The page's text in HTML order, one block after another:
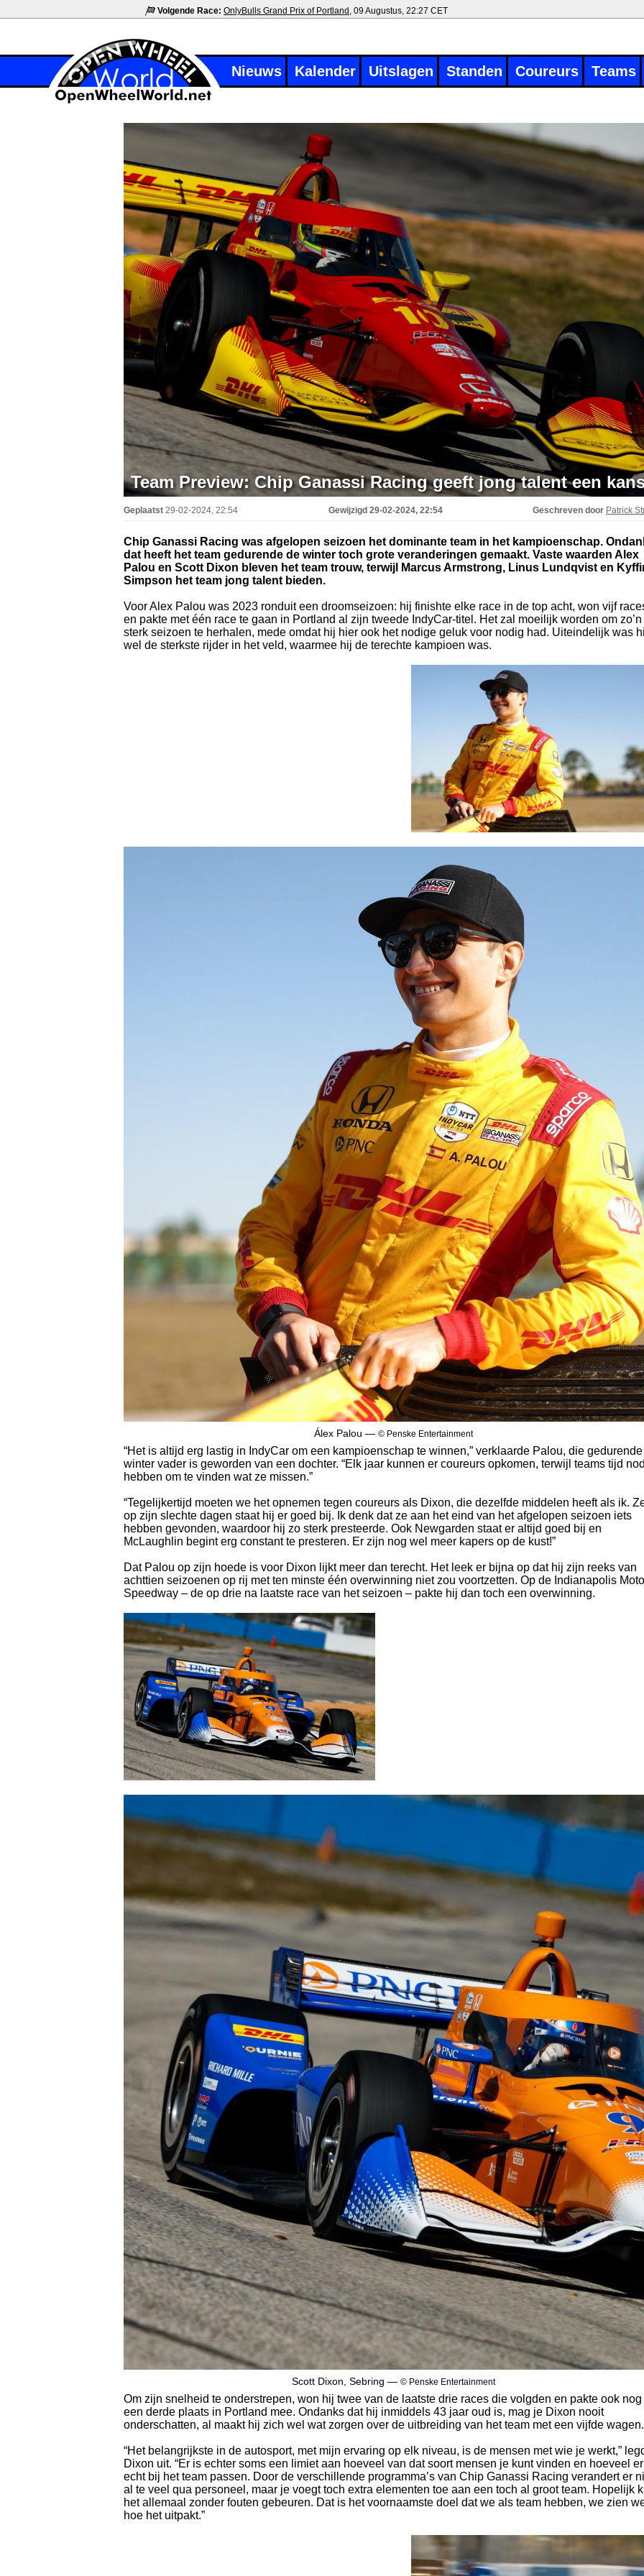
Volgende Race: OnlyBulls Grand Prix of Portland , 09 Augustus, 22:27 CET
Nieuws Kalender Uitslagen Standen Coureurs Teams
Team Preview: Chip Ganassi Racing geeft jong talent een
Geplaatst 29-02-2024, 22:54 Gewijzigd 29-02-2024, 22:54 Geschreven door Patrick
Chip Ganassi Racing was afgelopen seizoen het dominante team in het kampioenschap.
dat heeft het team gedurende de winter toch grote veranderingen gemaakt. Vaste waarden Alex
Palou en Scott Dixon bleven het team trouw, terwijl Marcus Armstrong, Linus Lundqvist en
Simpson het team jong talent bieden.
Voor Alex Palou was 2023 ronduit een droomseizoen: hij finishte elke race in de top acht, won vijf
en pakte met één race te gaan in Portland al zijn tweede IndyCar-titel. Het zal moeilijk worden om zo’n
sterk seizoen te herhalen, mede omdat hij hier ook het nodige geluk voor nodig had. Uiteindelijk was
wel de sterkste rijder in het veld, waarmee hij de terechte kampioen was.
Álex Palou — © Penske Entertainment
“Het is altijd erg lastig in IndyCar om een kampioenschap te winnen,” verklaarde Palou, die
winter vader is geworden van een dochter. “Elk jaar kunnen er coureurs opkomen, terwijl teams tijd
hebben om te vinden wat ze missen.”
“Tegelijkertijd moeten we het opnemen tegen coureurs als Dixon, die dezelfde middelen heeft als ik.
op zijn slechte dagen staat hij er goed bij. Ik denk dat ze aan het eind van het afgelopen seizoen iets
hebben gevonden, waardoor hij zo sterk presteerde. Ook Newgarden staat er altijd goed bij en
McLaughlin begint erg constant te presteren. Er zijn nog wel meer kapers op de kust!”
Dat Palou op zijn hoede is voor Dixon lijkt meer dan terecht. Het leek er bijna op dat hij zijn reeks van
achttien seizoenen op rij met ten minste één overwinning niet zou voortzetten. Op de Indianapolis
Speedway – de op drie na laatste race van het seizoen – pakte hij dan toch een overwinning.
Scott Dixon, Sebring — © Penske Entertainment
Om zijn snelheid te onderstrepen, won hij twee van de laatste drie races die volgden en pakte ook nog
een derde plaats in Portland mee. Ondanks dat hij inmiddels 43 jaar oud is, mag je Dixon nooit
onderschatten, al maakt hij zich wel wat zorgen over de uitbreiding van het team met een vijfde wagen.
“Het belangrijkste in de autosport, met mijn ervaring op elk niveau, is de mensen met wie je werkt,”
Dixon uit. “Er is echter soms een limiet aan hoeveel van dat soort mensen je kunt vinden en hoeveel er
echt bij het team passen. Door de verschillende programma’s van Chip Ganassi Racing verandert er
al te veel qua personeel, maar je voegt toch extra elementen toe aan een toch al groot team. Hopelijk
het allemaal zonder fouten gebeuren. Dat is het voornaamste doel dat we als team hebben, we zien
hoe het uitpakt.”